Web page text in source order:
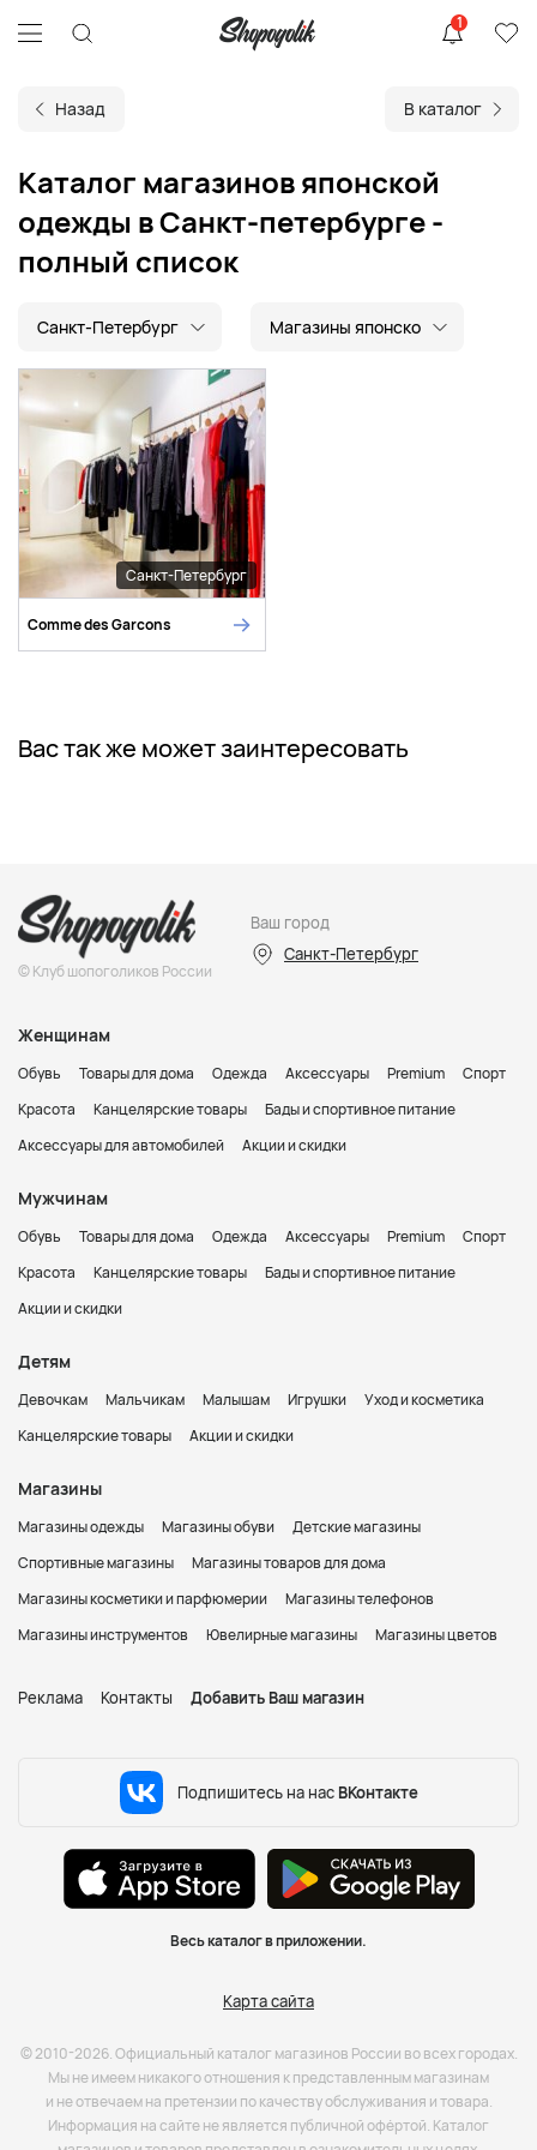
1
Назад В каталог
Каталог магазинов японской
одежды в Санкт-петербурге -
полный список
Санкт-Петербург Магазины японско
Санкт-Петербург
Comme des Garcons
Вас так же может заинтересовать
© Клуб шопоголиков России
Ваш город
Санкт-Петербург
Женщинам
Обувь Товары для дома Одежда Аксессуары Premium
Спорт
Красота
Канцелярские товары
Бады и спортивное питание
Аксессуары для автомобилей
Акции и скидки
Мужчинам
Обувь Товары для дома Одежда Аксессуары Premium
Спорт
Красота
Канцелярские товары
Бады и спортивное питание
Акции и скидки
Детям
Девочкам Мальчикам Малышам Игрушки
Уход и косметика
Канцелярские товары
Акции и скидки
Магазины
Магазины одежды Магазины обуви
Детские магазины
Спортивные магазины
Магазины товаров для дома
Магазины косметики и парфюмерии
Магазины телефонов
Магазины инструментов
Ювелирные магазины Магазины цветов
Реклама Контакты Добавить Ваш магазин
Подпишитесь на нас ВКонтакте
Весь каталог в приложении.
Карта сайта
© 2010-2026. Официальный каталог магазинов России во всех городах.
Мы не имеем никакого отношения к представленным магазинам
и не отвечаем на претензии по качеству обслуживания и товара.
Информация на сайте не является публичной офёртой. Каталог